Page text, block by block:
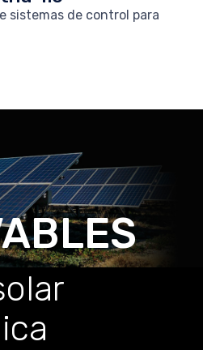
sistemas de control para